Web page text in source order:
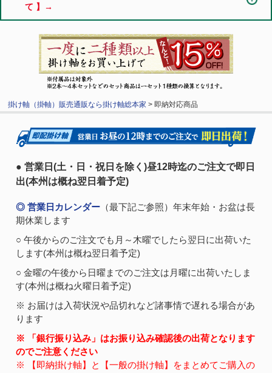
て 】→
掛け軸（掛軸）販売通販なら掛け軸総本家 > 即納対応商品
● 営業日(土・日・祝日を除く)昼12時迄のご注文で即日
出(本州は概ね翌日着予定)
◎ 営業日カレンダー （最下記ご参照）年末年始・お盆は長
期休業します
○ 午後からのご注文でも月～木曜でしたら翌日に出荷いた
します(本州は概ね翌日着予定)
○ 金曜の午後から日曜までのご注文は月曜に出荷いたしま
す(本州は概ね火曜日着予定)
※ お届けは入荷状況や品切れなど諸事情で遅れる場合があ
ります
※ 「銀行振り込み」はお振り込み確認後の出荷となります
のでご注意ください
※ 【即納掛け軸】と【一般の掛け軸】をまとめてご購入の